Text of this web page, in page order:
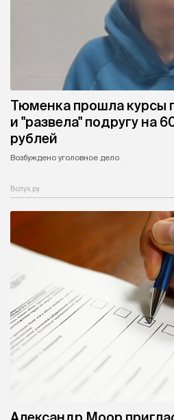
Тюменка прошла курсы
и "развела" подругу на
рублей
Возбуждено уголовное дело.
Вслух.ру